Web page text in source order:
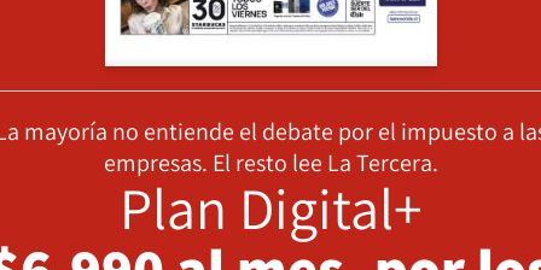
mayoría no entiende el debate por el impuesto a
empresas. El resto lee La Tercera.
Plan Digital+